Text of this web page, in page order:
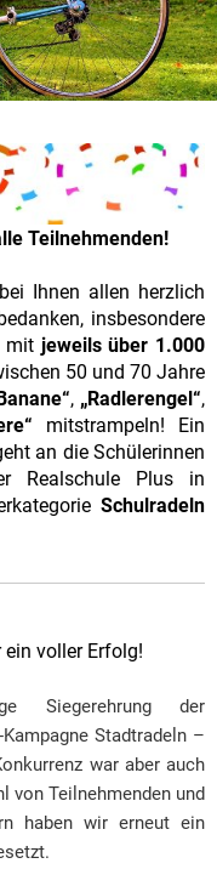
Teilnehmenden!
Ihnen allen herzlich
insbesondere
mit jeweils über 1.000
50 und 70 Jahre
, „Radlerengel“,
mitstrampeln! Ein
an die Schülerinnen
Realschule Plus in
Schulradeln
voller Erfolg!
Siegerehrung der
Stadtradeln –
war aber auch
von Teilnehmenden und
haben wir erneut ein